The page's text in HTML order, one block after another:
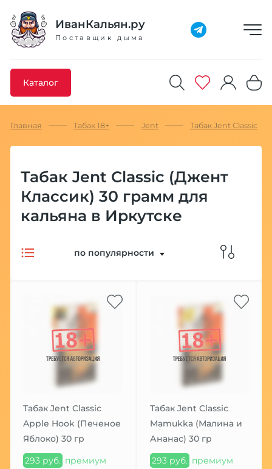
ИванКальян.ру
Поставщик дыма
Каталог
Добавлено максимальное кол-во товара
Главная Табак 18+ Jent Табак Jent Classic
Табак Jent Classic (Джент
Классик) 30 грамм для
кальяна в Иркутске
по популярности
Табак Jent Classic
Apple Hook (Печеное
Яблоко) 30 гр
293 руб. премиум
Табак Jent Classic
Mamukka (Малина и
Ананас) 30 гр
293 руб. премиум